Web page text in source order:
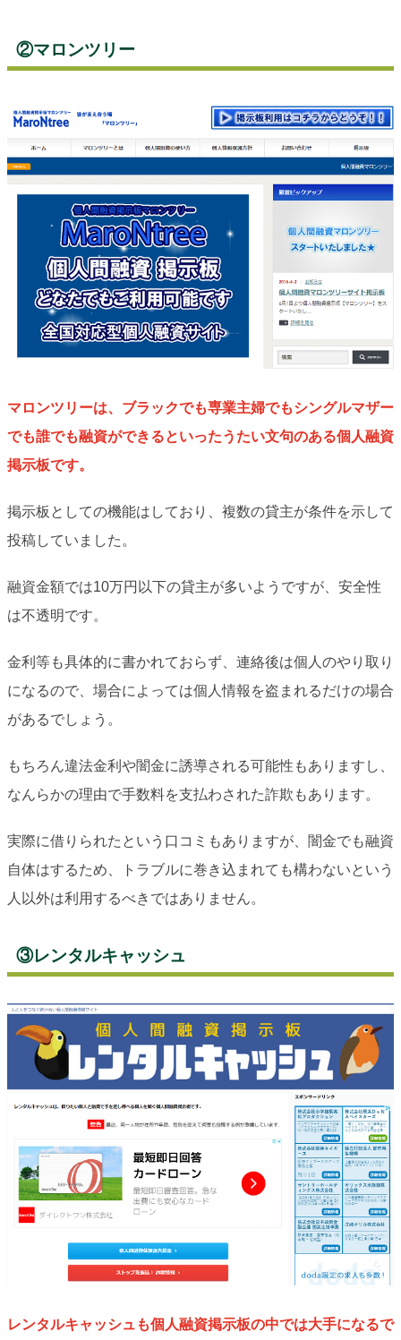
②マロンツリー
マロンツリーは、ブラックでも専業主婦でもシングルマザー
でも誰でも融資ができるといったうたい文句のある個人融資
掲示板です。
掲示板としての機能はしており、複数の貸主が条件を示して
投稿していました。
融資金額では10万円以下の貸主が多いようですが、安全性
は不透明です。
金利等も具体的に書かれておらず、連絡後は個人のやり取り
になるので、場合によっては個人情報を盗まれるだけの場合
があるでしょう。
もちろん違法金利や闇金に誘導される可能性もありますし、
なんらかの理由で手数料を支払わされた詐欺もあります。
実際に借りられたという口コミもありますが、闇金でも融資
自体はするため、トラブルに巻き込まれても構わないという
人以外は利用するべきではありません。
③レンタルキャッシュ
レンタルキャッシュも個人融資掲示板の中では大手になるで